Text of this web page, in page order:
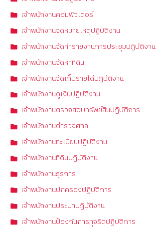
เจ้าพนักงานคอมพิวเตอร์
เจ้าพนักงานจดหมายเหตุปฏิบัติงาน
เจ้าพนักงานจัดทำรายงานการประชุมปฏิบัติงาน
เจ้าพนักงานจัดหาที่ดิน
เจ้าพนักงานจัดเก็บรายได้ปฏิบัติงาน
เจ้าพนักงานดูเงินปฏิบัติงาน
เจ้าพนักงานตรวจสอบทรัพย์สินปฏิบัติการ
เจ้าพนักงานตำรวจศาล
เจ้าพนักงานทะเบียนปฏิบัติงาน
เจ้าพนักงานที่ดินปฏิบัติงาน
เจ้าพนักงานธุรการ
เจ้าพนักงานปกครองปฏิบัติการ
เจ้าพนักงานประปาปฏิบัติงาน
เจ้าพนักงานป้องกันการทุจริตปฏิบัติการ